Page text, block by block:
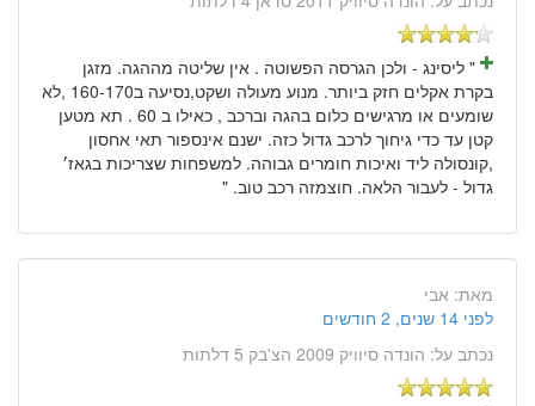
" ליסינג - ולכן הגרסה הפשוטה . אין שליטה מההגה. מזגן
בקרת אקלים חזק ביותר. מנוע מעולה ושקט,נסיעה ב160-170 ,לא
שומעים או מרגישים כלום בהגה וברכב , כאילו ב 60 . תא מטען
קטן עד כדי גיחוך לרכב גדול כזה. ישנם אינספור תאי אחסון
,קונסולה ליד ואיכות חומרים גבוהה. למשפחות שצריכות בגאז׳
גדול - לעבור הלאה. חוצמזה רכב טוב. "
מאת: אבי
לפני 14 שנים, 2 חודשים
נכתב על: הונדה סיוויק 2009 הצ'בק 5 דלתות